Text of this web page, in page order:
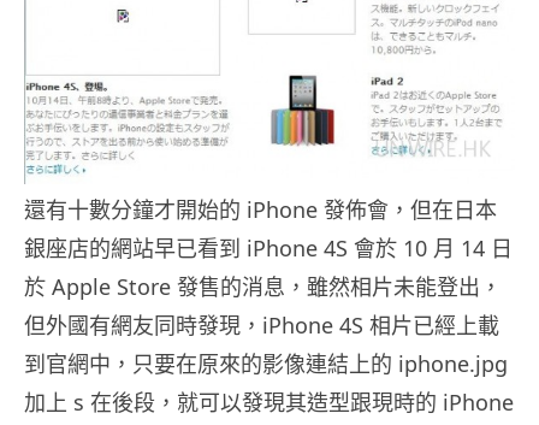
還有十數分鐘才開始的 iPhone 發佈會，但在日本
銀座店的網站早已看到 iPhone 4S 會於 10 月 14 日
於 Apple Store 發售的消息，雖然相片未能登出，
但外國有網友同時發現，iPhone 4S 相片已經上載
到官網中，只要在原來的影像連結上的 iphone.jpg
加上 s 在後段，就可以發現其造型跟現時的 iPhone